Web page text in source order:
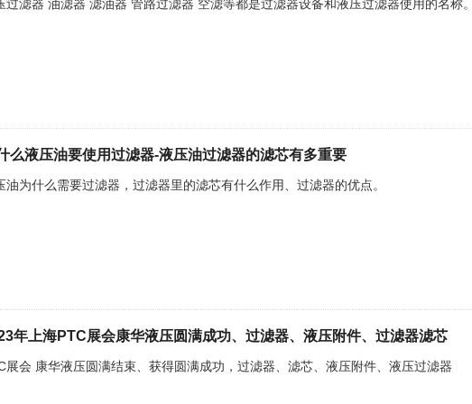
过滤器 油滤器 滤油器 管路过滤器 空滤等都是过滤器设备和液压过滤器使用的名称。
么液压油要使用过滤器-液压油过滤器的滤芯有多重要
油为什么需要过滤器，过滤器里的滤芯有什么作用、过滤器的优点。
年上海PTC展会康华液压圆满成功、过滤器、液压附件、过滤器滤芯
展会 康华液压圆满结束、获得圆满成功，过滤器、滤芯、液压附件、液压过滤器